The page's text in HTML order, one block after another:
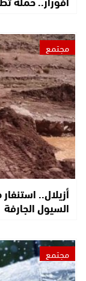
مجتمع
أزيلال..
السيول الجارفة
مجتمع